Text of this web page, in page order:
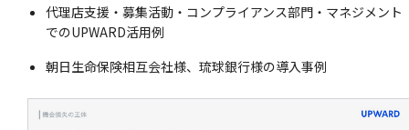
代理店支援・募集活動・コンプライアンス部門・マネジメント
でのUPWARD活用例
朝日生命保険相互会社様、琉球銀行様の導入事例